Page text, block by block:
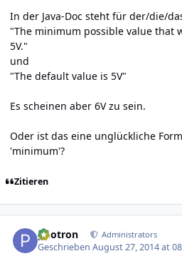
In der Java-Doc steht für der/die/
"The minimum possible value that
5V."
und
"The default value is 5V"
Es scheinen aber 6V zu sein.
Oder ist das eine unglückliche
'minimum'?
Zitieren
photron Administrators
GeschriebenAugust 27, 2014 at